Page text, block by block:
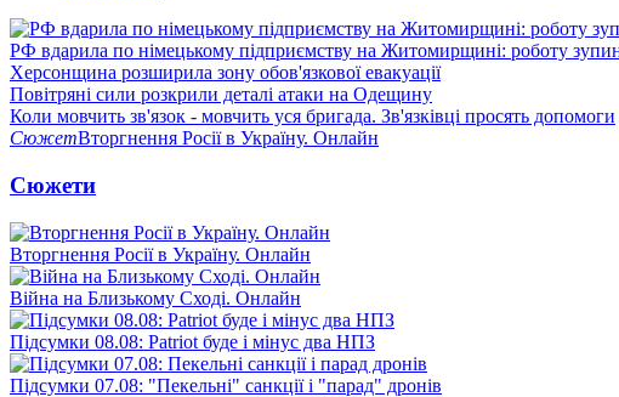
РФ вдарила по німецькому підприємству на Житомирщині: роботу
Херсонщина розширила зону обов'язкової евакуації
Повітряні сили розкрили деталі атаки на Одещину
Коли мовчить зв'язок - мовчить уся бригада. Зв'язківці просять допомоги
СюжетВторгнення Росії в Україну. Онлайн
Сюжети
Вторгнення Росії в Україну. Онлайн
Війна на Близькому Сході. Онлайн
Підсумки 08.08: Patriot буде і мінус два НПЗ
Підсумки 07.08: "Пекельні" санкції і "парад" дронів